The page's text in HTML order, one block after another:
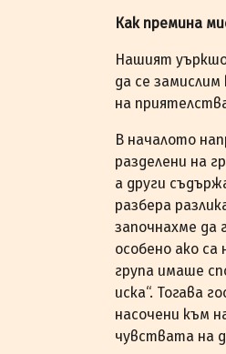
Как премина
Нашият
да се
на
В началото
разделени на
а други
разбера
започнахме да
особено ако
група имаше
иска“. Тогава
насочени към
чувствата на